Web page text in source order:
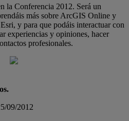
la Conferencia 2012. Será un
más sobre ArcGIS Online y
y para que podáis interactuar con
experiencias y opiniones, hacer
profesionales.
09/2012